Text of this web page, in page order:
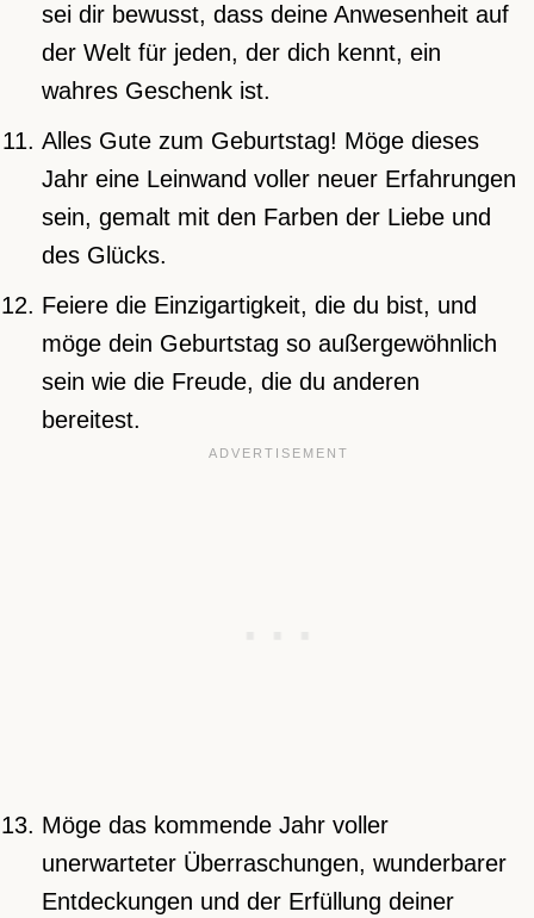
sei dir bewusst, dass deine Anwesenheit auf
der Welt für jeden, der dich kennt, ein
wahres Geschenk ist.
Alles Gute zum Geburtstag! Möge dieses
Jahr eine Leinwand voller neuer Erfahrungen
sein, gemalt mit den Farben der Liebe und
des Glücks.
Feiere die Einzigartigkeit, die du bist, und
möge dein Geburtstag so außergewöhnlich
sein wie die Freude, die du anderen
bereitest.
Möge das kommende Jahr voller
unerwarteter Überraschungen, wunderbarer
Entdeckungen und der Erfüllung deiner